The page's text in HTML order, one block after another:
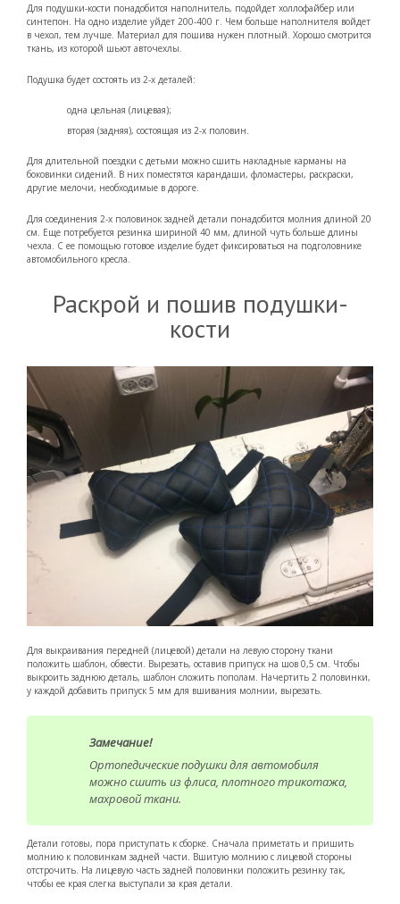
Для подушки-кости понадобится наполнитель, подойдет холлофайбер или
синтепон. На одно изделие уйдет 200-400 г. Чем больше наполнителя войдет
в чехол, тем лучше. Материал для пошива нужен плотный. Хорошо смотрится
ткань, из которой шьют авточехлы.
Подушка будет состоять из 2-х деталей:
одна цельная (лицевая);
вторая (задняя), состоящая из 2-х половин.
Для длительной поездки с детьми можно сшить накладные карманы на
боковинки сидений. В них поместятся карандаши, фломастеры, раскраски,
другие мелочи, необходимые в дороге.
Для соединения 2-х половинок задней детали понадобится молния длиной 20
см. Еще потребуется резинка шириной 40 мм, длиной чуть больше длины
чехла. С ее помощью готовое изделие будет фиксироваться на подголовнике
автомобильного кресла.
Раскрой и пошив подушки-
кости
Для выкраивания передней (лицевой) детали на левую сторону ткани
положить шаблон, обвести. Вырезать, оставив припуск на шов 0,5 см. Чтобы
выкроить заднюю деталь, шаблон сложить пополам. Начертить 2 половинки,
у каждой добавить припуск 5 мм для вшивания молнии, вырезать.
Замечание!
Ортопедические подушки для автомобиля
можно сшить из флиса, плотного трикотажа,
махровой ткани.
Детали готовы, пора приступать к сборке. Сначала приметать и пришить
молнию к половинкам задней части. Вшитую молнию с лицевой стороны
отстрочить. На лицевую часть задней половинки положить резинку так,
чтобы ее края слегка выступали за края детали.